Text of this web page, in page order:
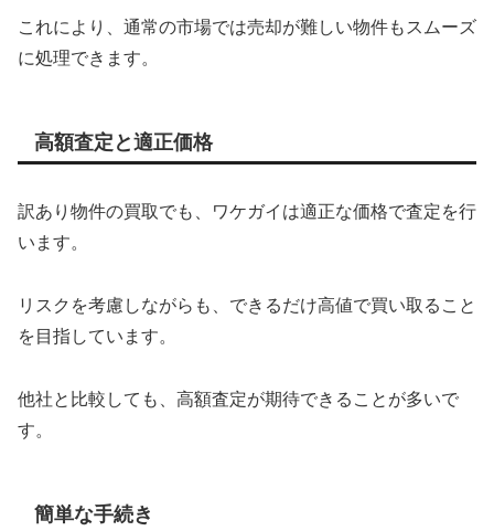
これにより、通常の市場では売却が難しい物件もスムーズ
に処理できます。
高額査定と適正価格
訳あり物件の買取でも、ワケガイは適正な価格で査定を行
います。
リスクを考慮しながらも、できるだけ高値で買い取ること
を目指しています。
他社と比較しても、高額査定が期待できることが多いで
す。
簡単な手続き